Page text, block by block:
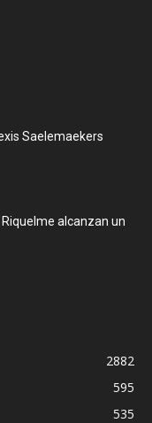
Saelemaekers
Riquelme alcanzan un
2882
595
535